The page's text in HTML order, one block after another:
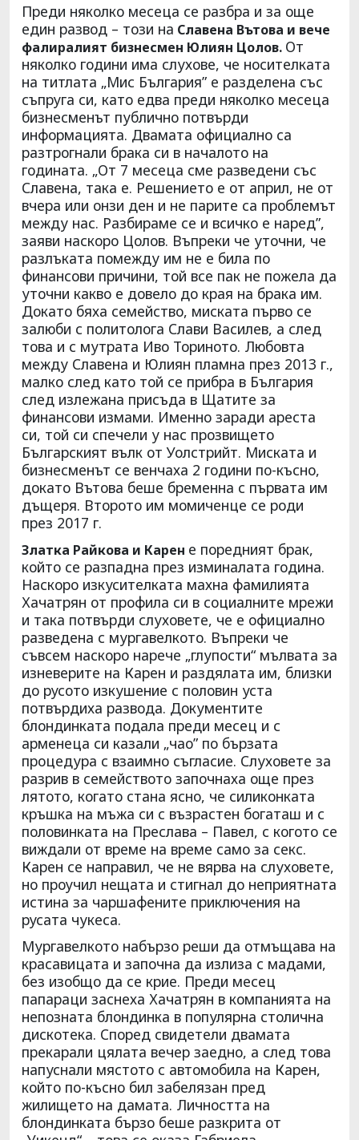
Преди няколко месеца се разбра и за още
един развод – този на Славена Вътова и вече
фалиралият бизнесмен Юлиян Цолов. От
няколко години има слухове, че носителката
на титлата „Мис България” е разделена със
съпруга си, като едва преди няколко месеца
бизнесменът публично потвърди
информацията. Двамата официално са
разтрогнали брака си в началото на
годината. „От 7 месеца сме разведени със
Славена, така е. Решението е от април, не от
вчера или онзи ден и не парите са проблемът
между нас. Разбираме се и всичко е наред”,
заяви наскоро Цолов. Въпреки че уточни, че
разлъката помежду им не е била по
финансови причини, той все пак не пожела да
уточни какво е довело до края на брака им.
Докато бяха семейство, миската първо се
залюби с политолога Слави Василев, а след
това и с мутрата Иво Ториното. Любовта
между Славена и Юлиян пламна през 2013 г.,
малко след като той се прибра в България
след излежана присъда в Щатите за
финансови измами. Именно заради ареста
си, той си спечели у нас прозвището
Българският вълк от Уолстрийт. Миската и
бизнесменът се венчаха 2 години по-късно,
докато Вътова беше бременна с първата им
дъщеря. Второто им момиченце се роди
през 2017 г.
Златка Райкова и Карен е поредният брак,
който се разпадна през изминалата година.
Наскоро изкусителката махна фамилията
Хачатрян от профила си в социалните мрежи
и така потвърди слуховете, че е официално
разведена с мургавелкото. Въпреки че
съвсем наскоро нарече „глупости“ мълвата за
изневерите на Карен и раздялата им, близки
до русото изкушение с половин уста
потвърдиха развода. Документите
блондинката подала преди месец и с
арменеца си казали „чао” по бързата
процедура с взаимно съгласие. Слуховете за
разрив в семейството започнаха още през
лятото, когато стана ясно, че силиконката
кръшка на мъжа си с възрастен богаташ и с
половинката на Преслава – Павел, с когото се
виждали от време на време само за секс.
Карен се направил, че не вярва на слуховете,
но проучил нещата и стигнал до неприятната
истина за чаршафените приключения на
русата чукеса.
Мургавелкото набързо реши да отмъщава на
красавицата и започна да излиза с мадами,
без изобщо да се крие. Преди месец
папараци заснеха Хачатрян в компанията на
непозната блондинка в популярна столична
дискотека. Според свидетели двамата
прекарали цялата вечер заедно, а след това
напуснали мястото с автомобила на Карен,
който по-късно бил забелязан пред
жилището на дамата. Личността на
блондинката бързо беше разкрита от